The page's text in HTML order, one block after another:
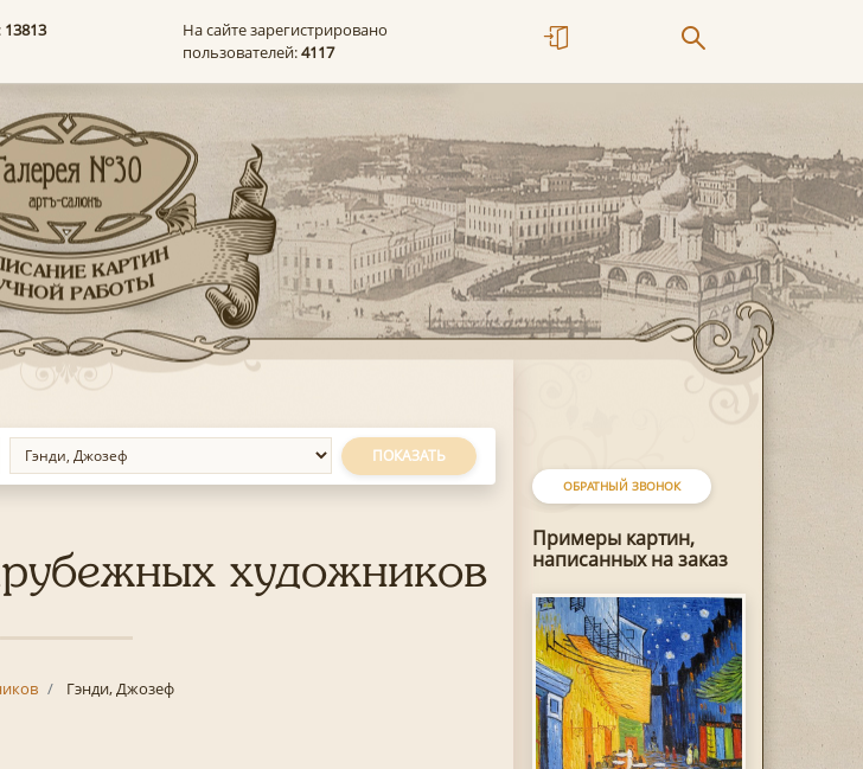
13813
На сайте зарегистрировано
пользователей:4117
ОБРАТНЫЙ ЗВОНОК
Примеры картин,
написанных на заказ
ПОКАЗАТЬ
художников
Гэнди, Джозеф